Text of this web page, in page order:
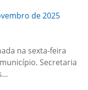
de 2025
na sexta-feira
Secretaria